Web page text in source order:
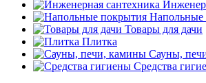
Напольные
Товары для дачи
Плитка
Сауны,
Средства